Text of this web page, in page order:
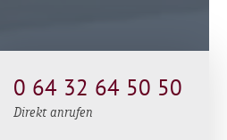
0 64 32 64 50 50
Direkt anrufen